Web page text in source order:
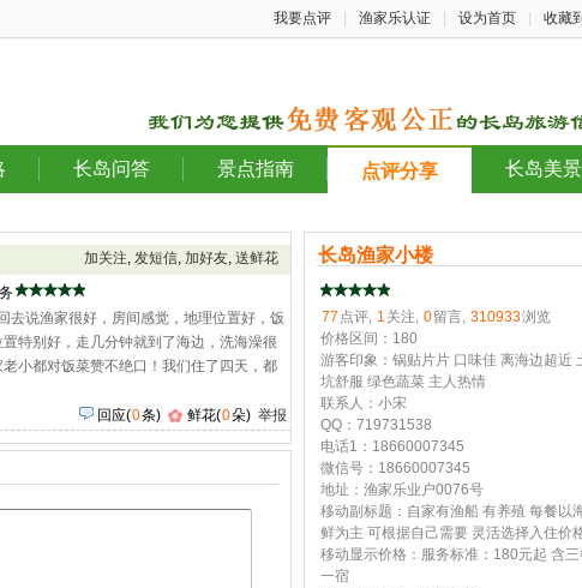
我要点评 渔家乐认证 设为首页 收藏
长岛问答 景点指南 点评分享 长岛美景
加关注, 发短信, 加好友, 送鲜花
去说渔家很好，房间感觉，地理位置好，饭
特别好，走几分钟就到了海边，洗海澡很
小都对饭菜赞不绝口！我们住了四天，都
回应(0条) 鲜花(0朵) 举报
长岛渔家小楼
77 点评, 1 关注, 0留言, 310933浏览
价格区间：180
游客印象：锅贴片片 口味佳 离海边超近
坑舒服 绿色蔬菜 主人热情
联系人：小宋
QQ：719731538
电话1：18660007345
微信号：18660007345
地址：渔家乐业户0076号
移动副标题：自家有渔船 有养殖 每餐以
鲜为主 可根据自己需要 灵活选择入住价
移动显示价格：服务标准：180元起 含三
一宿